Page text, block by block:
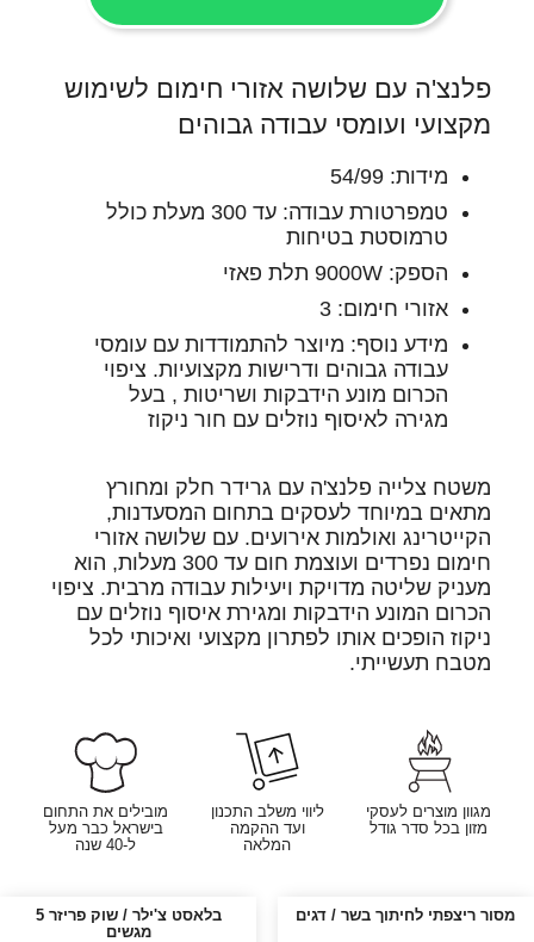
פלנצ'ה עם שלושה אזורי חימום לשימוש
מקצועי ועומסי עבודה גבוהים
מידות: 54/99
טמפרטורת עבודה: עד 300 מעלת כולל
טרמוסטת בטיחות
הספק: 9000W תלת פאזי
אזורי חימום: 3
מידע נוסף: מיוצר להתמודדות עם עומסי
עבודה גבוהים ודרישות מקצועיות. ציפוי
הכרום מונע הידבקות ושריטות , בעל
מגירה לאיסוף נוזלים עם חור ניקוז
משטח צלייה פלנצ'ה עם גרידר חלק ומחורץ
מתאים במיוחד לעסקים בתחום המסעדנות,
הקייטרינג ואולמות אירועים. עם שלושה אזורי
חימום נפרדים ועוצמת חום עד 300 מעלות, הוא
מעניק שליטה מדויקת ויעילות עבודה מרבית. ציפוי
הכרום המונע הידבקות ומגירת איסוף נוזלים עם
ניקוז הופכים אותו לפתרון מקצועי ואיכותי לכל
מטבח תעשייתי.
מגוון מוצרים לעסקי
מזון בכל סדר גודל
ליווי משלב התכנון
ועד ההקמה
המלאה
מובילים את התחום
בישראל כבר מעל
ל-40 שנה
מסור ריצפתי לחיתוך בשר / דגים
בלאסט צ'ילר / שוק פריזר 5
מגשים